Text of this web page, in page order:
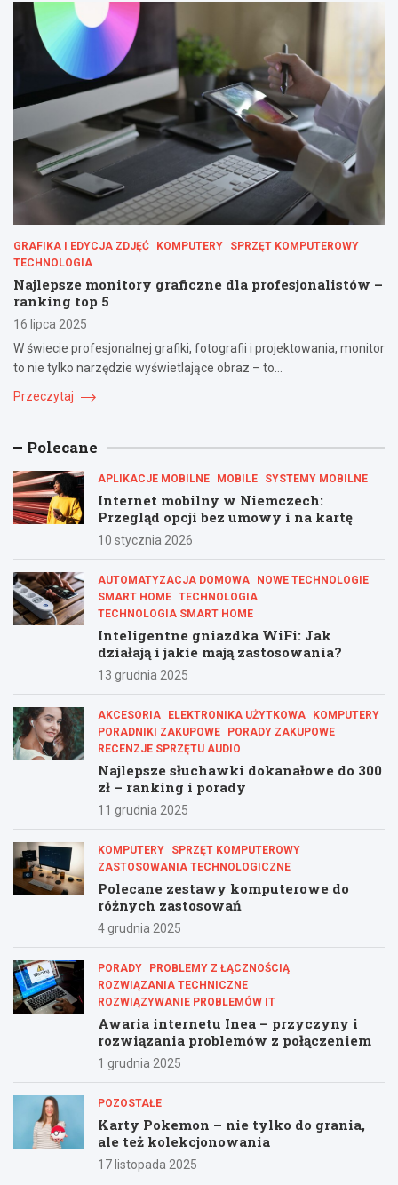
GRAFIKA I EDYCJA ZDJĘĆ KOMPUTERY
SPRZĘT KOMPUTEROWY
TECHNOLOGIA
Najlepsze monitory graficzne dla profesjonalistów –
ranking top 5
16 lipca 2025
W świecie profesjonalnej grafiki, fotografii i projektowania, monitor
to nie tylko narzędzie wyświetlające obraz – to…
Przeczytaj
Polecane
APLIKACJE MOBILNE MOBILE SYSTEMY MOBILNE
Internet mobilny w Niemczech:
Przegląd opcji bez umowy i na kartę
10 stycznia 2026
AUTOMATYZACJA DOMOWA
NOWE TECHNOLOGIE
SMART HOME TECHNOLOGIA
TECHNOLOGIA SMART HOME
Inteligentne gniazdka WiFi: Jak
działają i jakie mają zastosowania?
13 grudnia 2025
AKCESORIA ELEKTRONIKA UŻYTKOWA
KOMPUTERY
PORADNIKI ZAKUPOWE
PORADY ZAKUPOWE
RECENZJE SPRZĘTU AUDIO
Najlepsze słuchawki dokanałowe do 300
zł – ranking i porady
11 grudnia 2025
KOMPUTERY
SPRZĘT KOMPUTEROWY
ZASTOSOWANIA TECHNOLOGICZNE
Polecane zestawy komputerowe do
różnych zastosowań
4 grudnia 2025
PORADY
PROBLEMY Z ŁĄCZNOŚCIĄ
ROZWIĄZANIA TECHNICZNE
ROZWIĄZYWANIE PROBLEMÓW IT
Awaria internetu Inea – przyczyny i
rozwiązania problemów z połączeniem
1 grudnia 2025
POZOSTAŁE
Karty Pokemon – nie tylko do grania,
ale też kolekcjonowania
17 listopada 2025